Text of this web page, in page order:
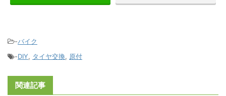
-バイク
-DIY, タイヤ交換, 原付
関連記事